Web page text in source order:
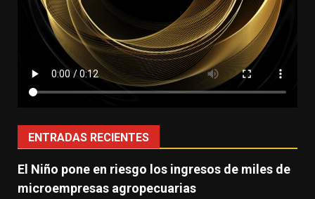
ENTRADAS RECIENTES
El Niño pone en riesgo los ingresos de miles de
microempresas agropecuarias